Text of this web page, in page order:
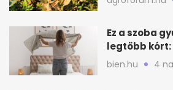
Ez a szoba
legtöbb
mélytisztítsd
bien.hu 4